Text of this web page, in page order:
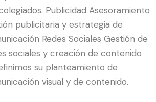
Publicidad Asesoramiento
publicitaria y estrategia de
Redes Sociales Gestión de
sociales y creación de contenido
su planteamiento de
visual y de contenido.